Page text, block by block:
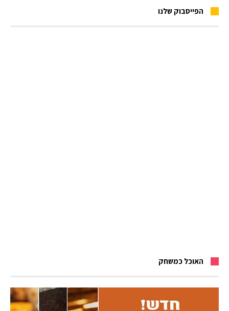
הפייסבוק שלנו
האוכל כמשחק